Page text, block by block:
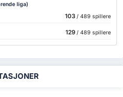
liga)
103/ 489 spillere
129/ 489 spillere